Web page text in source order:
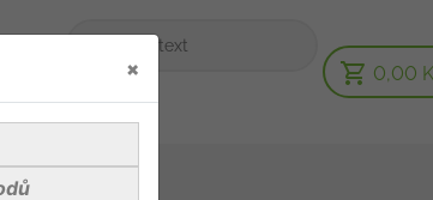
0,00
×